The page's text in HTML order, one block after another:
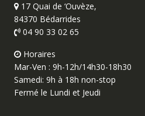
17 Quai de ‘Ouvèze,
84370 Bédarrides
04 90 33 02 65
Horaires
Mar-Ven : 9h-12h/14h30-18h30
Samedi: 9h à 18h non-stop
Fermé le Lundi et Jeudi